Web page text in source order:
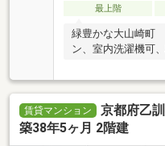
最上階
緑豊かな大山崎町
ン、室内洗濯機可
賃貸マンション
京都府乙
築38年5ヶ月 2階建